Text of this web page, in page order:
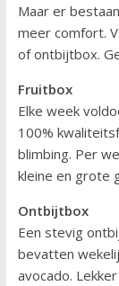
Maar er
meer comfort.
of ontbijtbox.
Fruitbox
Elke week
100%
blimbing. Per
kleine en grote
Ontbijtbox
Een stevig
bevatten
avocado.